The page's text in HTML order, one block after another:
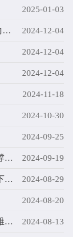
2025-01-03
分析人士：后期的主导因素是宏观走向及市场心态 2024-12-04
2024-12-04
2024-12-04
2024-11-18
2024-10-30
2024-09-25
乙二醇终端消耗假期备货为主 底部支撑较为稳固 2024-09-19
市场等待旺季来临 乙二醇库存将重回下降通道 2024-08-29
2024-08-20
乙二醇库存中性带来稳定支撑 价格或维持震荡 2024-08-13